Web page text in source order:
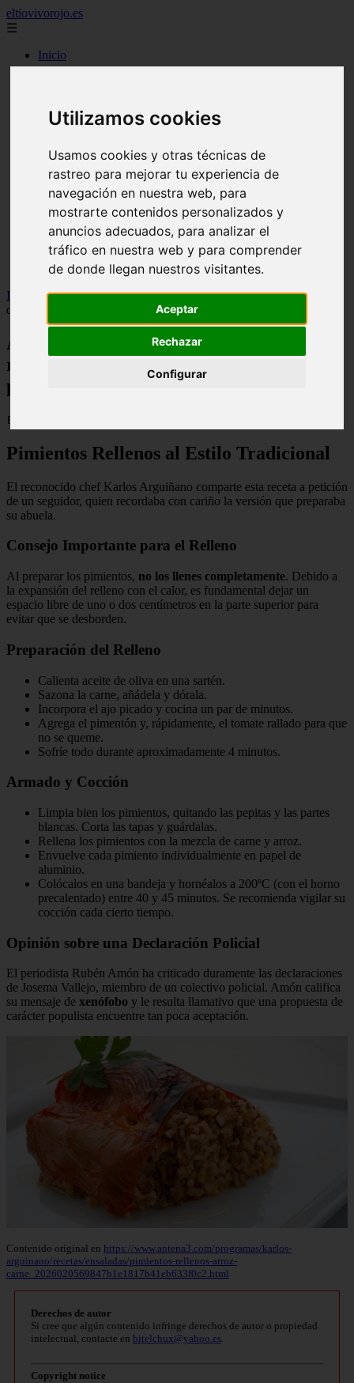
Utilizamos cookies
Usamos cookies y otras técnicas de
rastreo para mejorar tu experiencia de
navegación en nuestra web, para
mostrarte contenidos personalizados y
anuncios adecuados, para analizar el
tráfico en nuestra web y para comprender
de donde llegan nuestros visitantes.
Aceptar
Rechazar
Configurar
eltiovivorojo.es
☰
Inicio
argentina
carnes
espana
huevos
mariscos
otros
postres
producto
reposteria
venezuela
verduras
Inicio
recetas >Arguiñano, sobre la receta de pimientos rellenos
de arroz y carne: "Me ha parecido muy interesante y muy bonita"
Arguiñano, sobre la receta de pimientos
rellenos de arroz y carne: "Me ha
parecido muy interesante y muy bonita"
📅 05/02/2026
Pimientos Rellenos al Estilo Tradicional
El reconocido chef Karlos Arguiñano comparte esta receta a petición
de un seguidor, quien recordaba con cariño la versión que preparaba
su abuela.
Consejo Importante para el Relleno
Al preparar los pimientos, no los llenes completamente. Debido a
la expansión del relleno con el calor, es fundamental dejar un
espacio libre de uno o dos centímetros en la parte superior para
evitar que se desborden.
Preparación del Relleno
Calienta aceite de oliva en una sartén.
Sazona la carne, añádela y dórala.
Incorpora el ajo picado y cocina un par de minutos.
Agrega el pimentón y, rápidamente, el tomate rallado para que
no se queme.
Sofríe todo durante aproximadamente 4 minutos.
Armado y Cocción
Limpia bien los pimientos, quitando las pepitas y las partes
blancas. Corta las tapas y guárdalas.
Rellena los pimientos con la mezcla de carne y arroz.
Envuelve cada pimiento individualmente en papel de
aluminio.
Colócalos en una bandeja y hornéalos a 200ºC (con el horno
precalentado) entre 40 y 45 minutos. Se recomienda vigilar su
cocción cada cierto tiempo.
Opinión sobre una Declaración Policial
El periodista Rubén Amón ha criticado duramente las declaraciones
de Josema Vallejo, miembro de un colectivo policial. Amón califica
su mensaje de xenófobo y le resulta llamativo que una propuesta de
carácter populista encuentre tan poca aceptación.
Contenido original en https://www.antena3.com/programas/karlos-
arguinano/recetas/ensaladas/pimientos-rellenos-arroz-
carne_2026020569847b1e1817b41eb633f0c2.html
Derechos de autor
Si cree que algún contenido infringe derechos de autor o propiedad
intelectual, contacte en bitelchux@yahoo.es.
Copyright notice